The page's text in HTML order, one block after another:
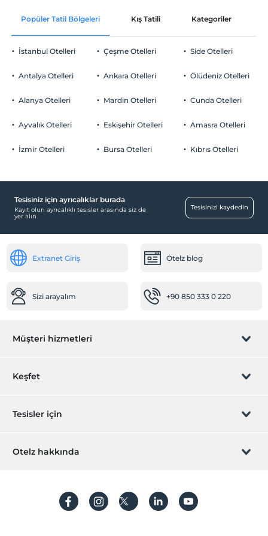
Ortak alanlar ve tüm odalar
Otopark
Ücretsiz Halka Açık Otopark
Havuz
Klima
Check/out
En geç saat 10:00 ve öncesi
Evcil Hayvan
2 yaşına kadar olan bebekler ücretsizdir.
Popüler Tatil Bölgeleri Kış Tatili Kategoriler
İstanbul Otelleri
Antalya Otelleri
Alanya Otelleri
Ayvalık Otelleri
İzmir Otelleri
Çeşme Otelleri
Ankara Otelleri
Mardin Otelleri
Eskişehir Otelleri
Bursa Otelleri
Side Otelleri
Ölüdeniz Otelleri
Cunda Otelleri
Amasra Otelleri
Kıbrıs Otelleri
Tesisiniz için ayrıcalıklar burada
Kayıt olun ayrıcalıklı tesisler arasında siz de
yer alın
Tesisinizi kaydedin
Extranet Giriş Otelz blog
Sizi arayalım +90 850 333 0 220
Müşteri hizmetleri
Rezervasyon yönet
Sıkça sorulan sorular
Keşfet
Hediye Kart
Hesap oluştur
Tesisler için
Hemen tesisinizi ekleyin
Otelz hakkında